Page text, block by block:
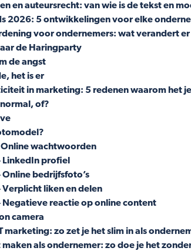
en auteursrecht: van wie is de tekst en
2026: 5 ontwikkelingen voor elke
voor ondernemers: wat verandert
de Haringparty
de angst
het is er
in marketing: 5 redenen waarom het
of?
Online wachtwoorden
LinkedIn profiel
Online bedrijfsfoto’s
Verplicht liken en delen
Negatieve reactie op online content
camera
marketing: zo zet je het slim in als
maken als ondernemer: zo doe je het